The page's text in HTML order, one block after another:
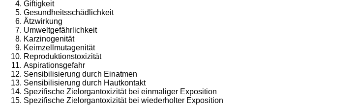
Giftigkeit
Gesundheitsschädlichkeit
Ätzwirkung
Umweltgefährlichkeit
Karzinogenität
Keimzellmutagenität
Reproduktionstoxizität
Aspirationsgefahr
Sensibilisierung durch Einatmen
Sensibilisierung durch Hautkontakt
Spezifische Zielorgantoxizität bei einmaliger Exposition
Spezifische Zielorgantoxizität bei wiederholter Exposition